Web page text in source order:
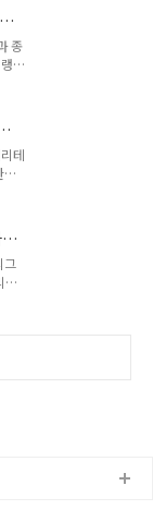
기
:
종
킹
는
가
년
테
편
은
강
,
그
그
,